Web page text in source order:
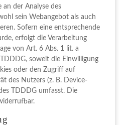
an der Analyse des
sein Webangebot als auch
Sofern eine entsprechende
erfolgt die Verarbeitung
von Art. 6 Abs. 1 lit. a
soweit die Einwilligung
oder den Zugriff auf
des Nutzers (z. B. Device-
TDDDG umfasst. Die